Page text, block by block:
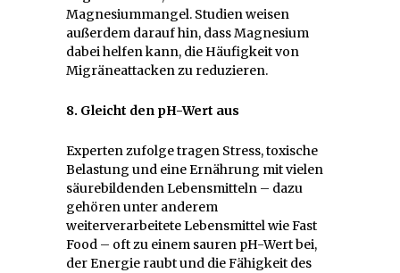
Magnesiummangel. Studien weisen
außerdem darauf hin, dass Magnesium
dabei helfen kann, die Häufigkeit von
Migräneattacken zu reduzieren.
8. Gleicht den pH-Wert aus
Experten zufolge tragen Stress, toxische
Belastung und eine Ernährung mit vielen
säurebildenden Lebensmitteln – dazu
gehören unter anderem
weiterverarbeitete Lebensmittel wie Fast
Food – oft zu einem sauren pH-Wert bei,
der Energie raubt und die Fähigkeit des